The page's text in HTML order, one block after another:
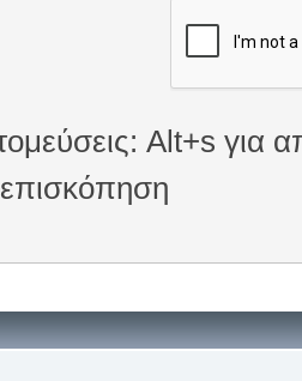
Alt+s για